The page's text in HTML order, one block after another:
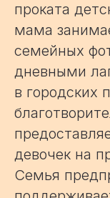
проката
мама
семейных
дневными
в городских
девочек на
Семья